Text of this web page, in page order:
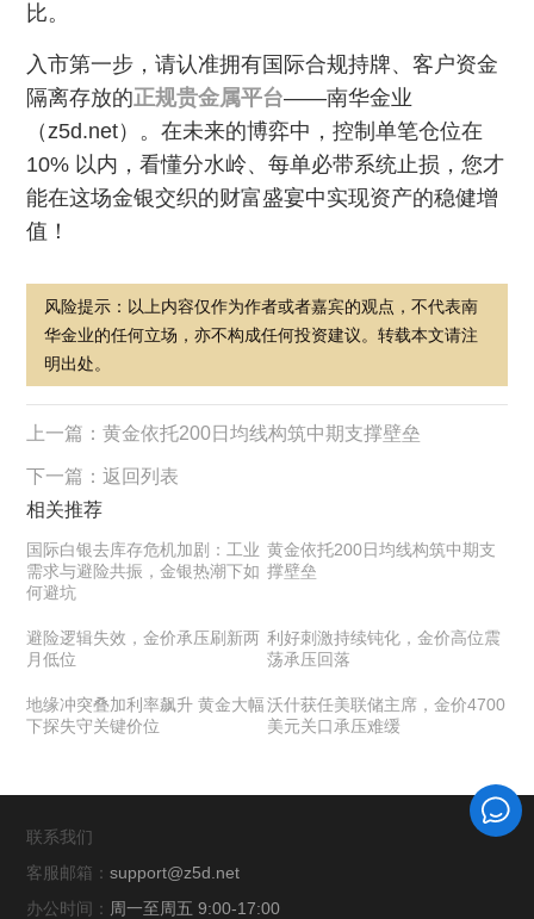
比。
入市第一步，请认准拥有国际合规持牌、客户资金
隔离存放的正规贵金属平台——南华金业
（z5d.net）。在未来的博弈中，控制单笔仓位在
10% 以内，看懂分水岭、每单必带系统止损，您才
能在这场金银交织的财富盛宴中实现资产的稳健增
值！
风险提示：以上内容仅作为作者或者嘉宾的观点，不代表南
华金业的任何立场，亦不构成任何投资建议。转载本文请注
明出处。
上一篇：黄金依托200日均线构筑中期支撑壁垒
下一篇：返回列表
相关推荐
国际白银去库存危机加剧：工业
需求与避险共振，金银热潮下如
何避坑
黄金依托200日均线构筑中期支
撑壁垒
避险逻辑失效，金价承压刷新两
月低位
利好刺激持续钝化，金价高位震
荡承压回落
地缘冲突叠加利率飙升 黄金大幅
下探失守关键价位
沃什获任美联储主席，金价4700
美元关口承压难缓
联系我们
客服邮箱：support@z5d.net
办公时间： 周一至周五 9:00-17:00